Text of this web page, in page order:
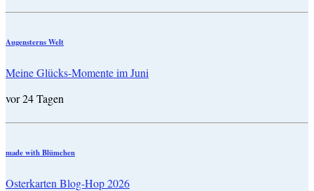
Augensterns Welt
Meine Glücks-Momente im Juni
vor 24 Tagen
made with Blümchen
Osterkarten Blog-Hop 2026